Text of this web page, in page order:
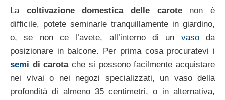
La coltivazione domestica delle carotenon è
difficile, potete seminarle tranquillamente in giardino,
o, se non ce l’avete, all’interno di un vasoda
posizionare in balcone. Per prima cosa procuratevi i
semi di carotache si possono facilmente acquistare
nei vivai o nei negozi specializzati, un vaso della
profondità di almeno 35 centimetri, o in alternativa,